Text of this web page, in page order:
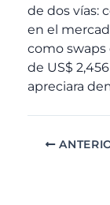
de dos vías:
en el
como swaps
de US$
apreciara